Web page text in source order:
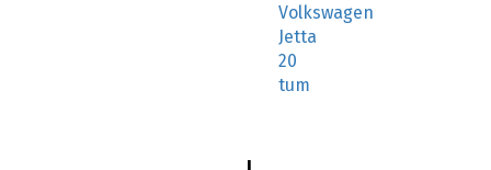
Volkswagen
Jetta
20
tum